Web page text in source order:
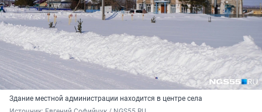
Здание местной администрации находится в центре села